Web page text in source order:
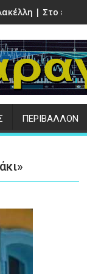
το παλιό
Επιτυχημένες οι
ΠΕΡΙΒΑΛΛΟΝ